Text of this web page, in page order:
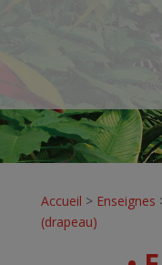
Accueil > Enseignes
(drapeau)